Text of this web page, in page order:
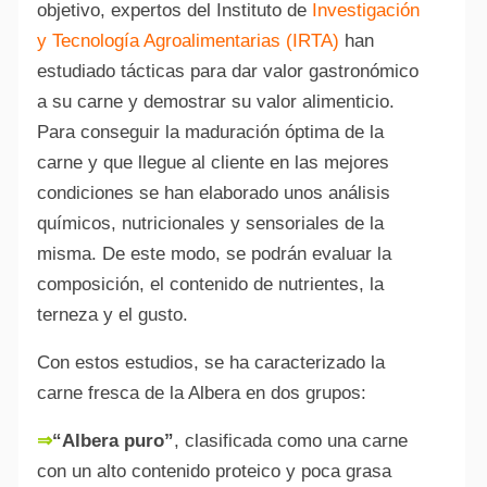
objetivo, expertos del Instituto de Investigación
y Tecnología Agroalimentarias (IRTA) han
estudiado tácticas para dar valor gastronómico
a su carne y demostrar su valor alimenticio.
Para conseguir la maduración óptima de la
carne y que llegue al cliente en las mejores
condiciones se han elaborado unos análisis
químicos, nutricionales y sensoriales de la
misma. De este modo, se podrán evaluar la
composición, el contenido de nutrientes, la
terneza y el gusto.
Con estos estudios, se ha caracterizado la
carne fresca de la Albera en dos grupos:
⇒“Albera puro”, clasificada como una carne
con un alto contenido proteico y poca grasa